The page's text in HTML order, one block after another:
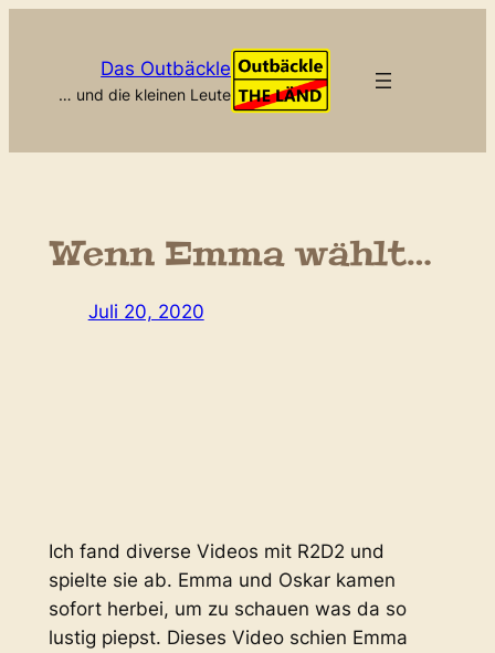
Das Outbäckle
… und die kleinen Leute
Wenn Emma wählt…
Juli 20, 2020
Ich fand diverse Videos mit R2D2 und
spielte sie ab. Emma und Oskar kamen
sofort herbei, um zu schauen was da so
lustig piepst. Dieses Video schien Emma